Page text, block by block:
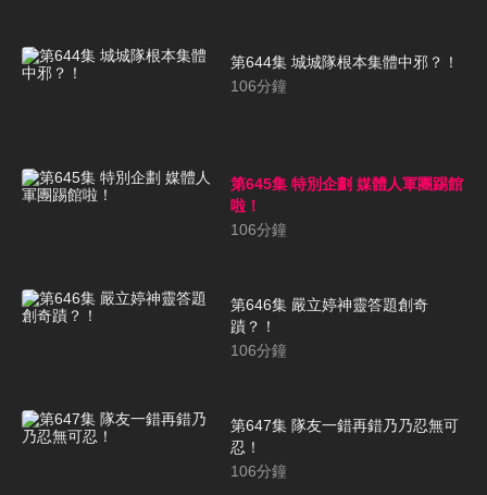
第644集 城城隊根本集體中邪？！
106分鐘
第645集 特別企劃 媒體人軍團踢館
啦！
106分鐘
第646集 嚴立婷神靈答題創奇
蹟？！
106分鐘
第647集 隊友一錯再錯乃乃忍無可
忍！
106分鐘